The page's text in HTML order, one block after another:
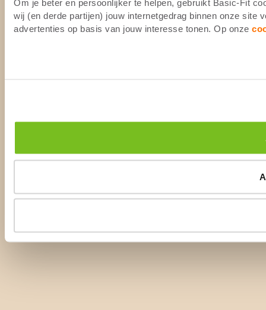
Om je beter en persoonlijker te helpen, gebruikt Basic-Fit
wij (en derde partijen) jouw internetgedrag binnen onze site
advertenties op basis van jouw interesse tonen. Op onze